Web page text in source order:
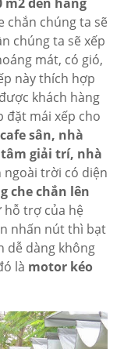
chắn chúng ta sẽ
chúng ta sẽ xếp
mát, có gió,
này thích hợp
khách hàng
đặt mái xếp cho
sân, nhà
giải trí, nhà
trời có diện
che chắn lên
hỗ trợ của hệ
nhấn nút thì bạt
dễ dàng không
là motor kéo